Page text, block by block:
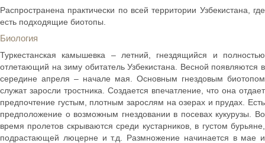
Распространена практически по всей территории Узбекистана, где
есть подходящие биотопы.
Биология
Туркестанская камышевка – летний, гнездящийся и полностью
отлетающий на зиму обитатель Узбекистана. Весной появляются в
середине апреля – начале мая. Основным гнездовым биотопом
служат заросли тростника. Создается впечатление, что она отдает
предпочтение густым, плотным зарослям на озерах и прудах. Есть
предположение о возможным гнездовании в посевах кукурузы. Во
время пролетов скрываются среди кустарников, в густом бурьяне,
подрастающей люцерне и т.д. Размножение начинается в мае и